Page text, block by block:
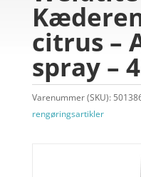
citrus –
spray –
Varenummer (SKU):
rengøringsartikler